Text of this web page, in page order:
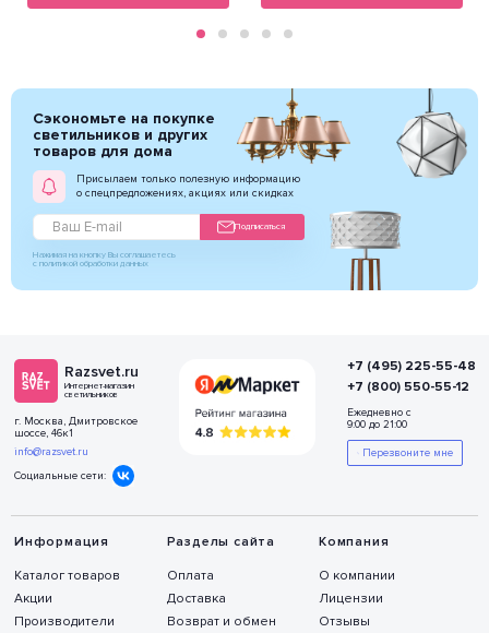
Сэкономьте на покупке
светильников и других
товаров для дома
Присылаем только полезную информацию
о спецпредложениях, акциях или скидках
Подписаться
Нажимая на кнопку Вы соглашаетесь
с политикой обработки данных
Razsvet.ru
Интернет-магазин
светильников
г. Москва, Дмитровское
шоссе, 46к1
info@razsvet.ru
Социальные сети:
Информация
Каталог товаров
Акции
Производители
Разделы сайта
Оплата
Доставка
Возврат и обмен
Компания
О компании
Лицензии
Отзывы
+7 (495) 225-55-48
+7 (800) 550-55-12
Ежедневно с
9:00 до 21:00
Перезвоните мне